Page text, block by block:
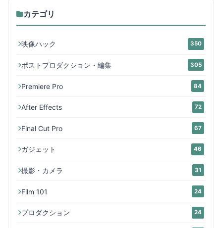
カテゴリ
映像ハック 350
ポストプロダクション・編集 305
Premiere Pro 84
After Effects 72
Final Cut Pro 67
ガジェット 46
撮影・カメラ 31
Film 101 24
プロダクション 24